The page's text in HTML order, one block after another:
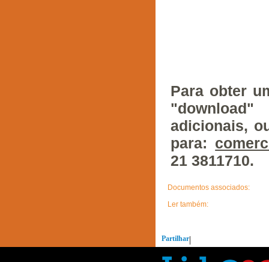
Para obter
adicionais,
para:
21 3811710.
Documentos associados:
Ler também:
Partilhar|